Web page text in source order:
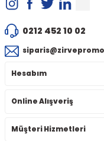
0212 452 10 02
Hesabım
Online Alışveriş
Müşteri Hizmetleri